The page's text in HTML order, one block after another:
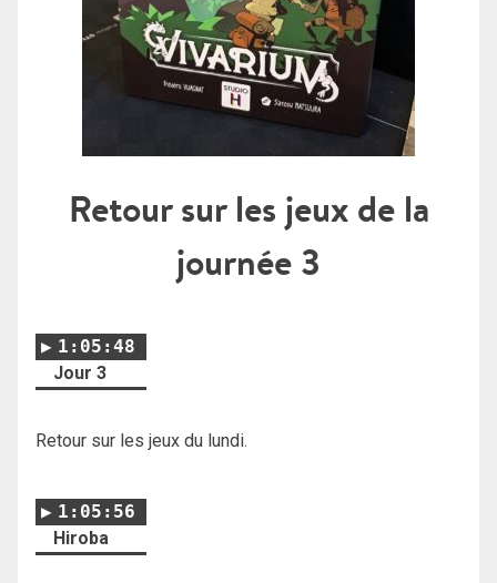
Retour sur les jeux de la
journée 3
1:05:48
Jour 3
Retour sur les jeux du lundi.
1:05:56
Hiroba